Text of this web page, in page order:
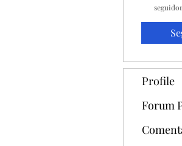
seguidor
Profile
Forum